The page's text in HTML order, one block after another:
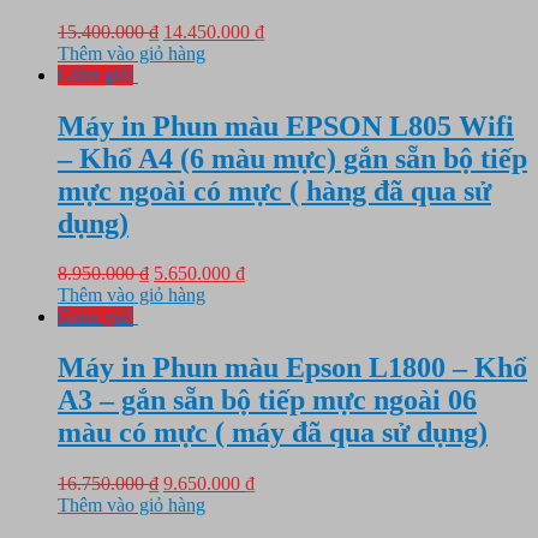
15.400.000₫ Giá
gốc
14.450.000 ₫Giá
14.450.000 ₫.
Thêm vào giỏ hàng
Giảm giá!
Máy in Phun màu EPSON L805 Wifi
– Khổ A4 (6 màu mực) gắn sẵn bộ tiếp
mực ngoài có mực ( hàng đã qua sử
dụng)
8.950.000₫ Giá
gốc
5.650.000 ₫Giá
5.650.000 ₫.
Thêm vào giỏ hàng
Giảm giá!
Máy in Phun màu Epson L1800 – Khổ
A3 – gắn sẵn bộ tiếp mực ngoài 06
màu có mực ( máy đã qua sử dụng)
16.750.000₫ Giá
gốc
9.650.000 ₫Giá
Thêm vào giỏ hàng